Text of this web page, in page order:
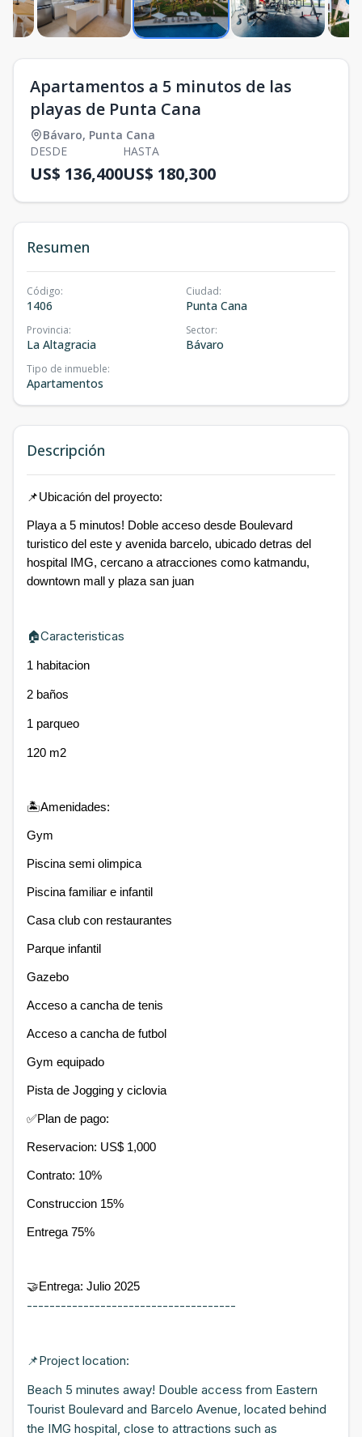
Apartamentos a 5 minutos de las
playas de Punta Cana
Bávaro, Punta Cana
DESDE
US$ 136,400
HASTA
US$ 180,300
Resumen
Código:
1406
Ciudad:
Punta Cana
Provincia:
La Altagracia
Sector:
Bávaro
Tipo de inmueble:
Apartamentos
Descripción
📌Ubicación del proyecto:
Playa a 5 minutos! Doble acceso desde Boulevard
turistico del este y avenida barcelo, ubicado detras del
hospital IMG, cercano a atracciones como katmandu,
downtown mall y plaza san juan
🏠Caracteristicas
1 habitacion
2 baños
1 parqueo
120 m2
🏝Amenidades:
Gym
Piscina semi olimpica
Piscina familiar e infantil
Casa club con restaurantes
Parque infantil
Gazebo
Acceso a cancha de tenis
Acceso a cancha de futbol
Gym equipado
Pista de Jogging y ciclovia
✅Plan de pago:
Reservacion: US$ 1,000
Contrato: 10%
Construccion 15%
Entrega 75%
🤝Entrega: Julio 2025
-------------------------------------
📌Project location:
Beach 5 minutes away! Double access from Eastern
Tourist Boulevard and Barcelo Avenue, located behind
the IMG hospital, close to attractions such as